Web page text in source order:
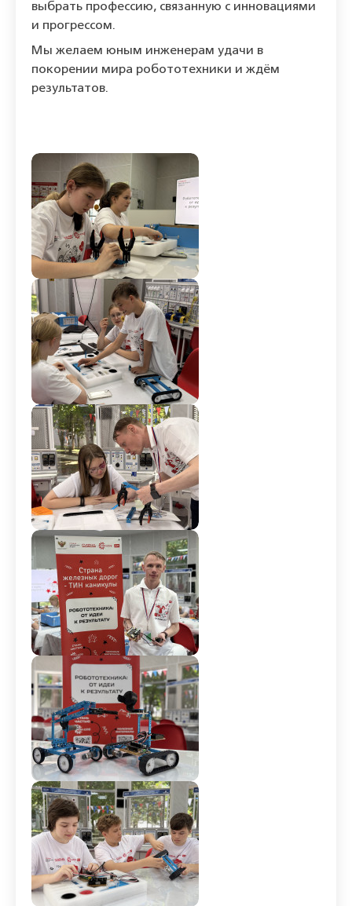
выбрать профессию, связанную с инновациями
и прогрессом.
Мы желаем юным инженерам удачи в
покорении мира робототехники и ждём
результатов.